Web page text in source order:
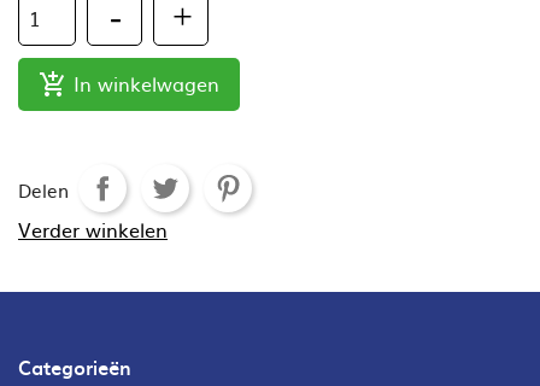
 In winkelwagen
Delen
Verder winkelen
Categorieën